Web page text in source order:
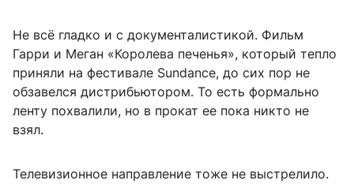
Не всё гладко и с документалистикой. Фильм
Гарри и Меган «Королева печенья», который тепло
приняли на фестивале Sundance, до сих пор не
обзавелся дистрибьютором. То есть формально
ленту похвалили, но в прокат ее пока никто не
взял.
Телевизионное направление тоже не выстрелило.